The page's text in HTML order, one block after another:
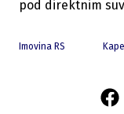
pod direktnim
Imovina RS